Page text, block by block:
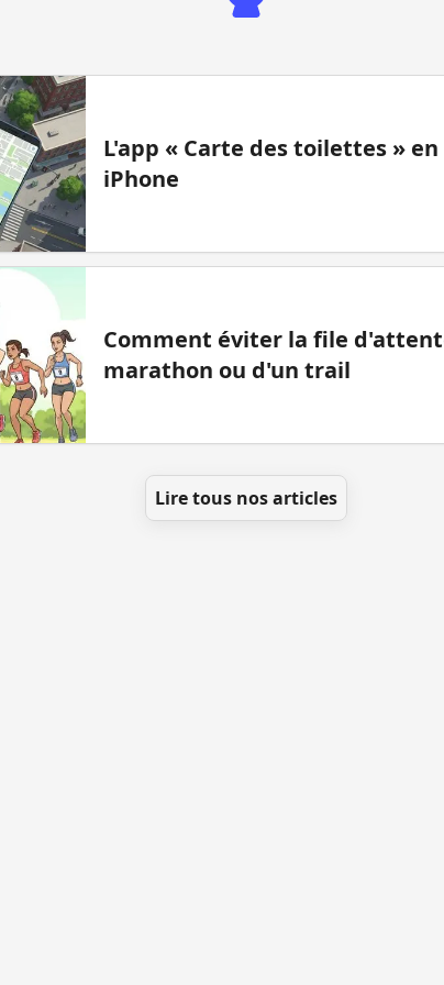
L'app « Carte des toilettes »
iPhone
Comment éviter la file
marathon ou d'un trail
Lire tous nos articles